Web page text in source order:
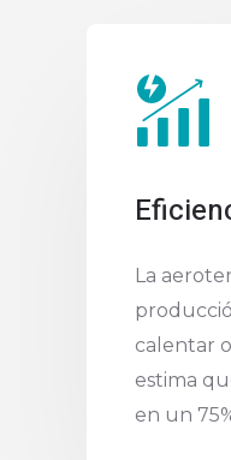
La
calentar
estima
en un